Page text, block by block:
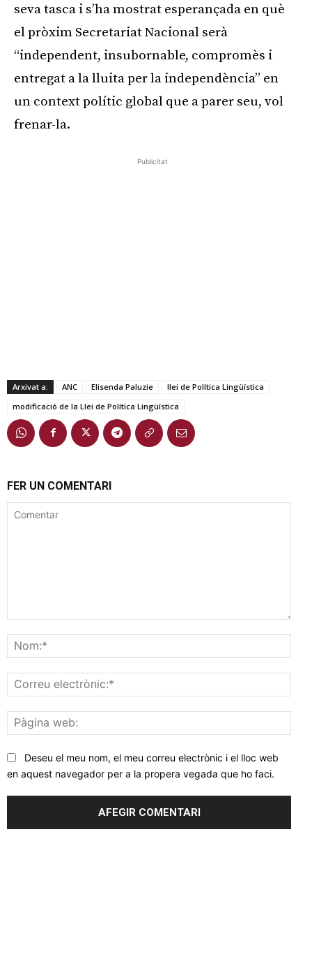
seva tasca i s’ha mostrat esperançada en què
el pròxim Secretariat Nacional serà
“independent, insubornable, compromès i
entregat a la lluita per la independència” en
un context polític global que a parer seu, vol
frenar-la.
Publicitat
Arxivat a: ANC Elisenda Paluzie
llei de Política Lingüística
modificació de la Llei de Política Lingüística
FER UN COMENTARI
web:
Deseu el meu nom, el meu correu electrònic i el lloc web
en aquest navegador per a la propera vegada que ho faci.